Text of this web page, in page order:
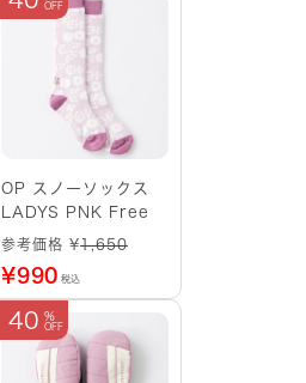
OP スノーソックス
LADYS PNK Free
参考価格 ¥1,650
¥990 税込
40